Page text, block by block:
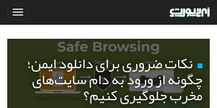
نکات ضروری برای دانلود ایمن؛
چگونه از ورود به دام سایت‌های
مخرب جلوگیری کنیم؟